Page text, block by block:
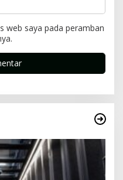
web saya pada peramban